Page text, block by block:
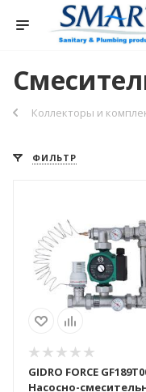
Коллекторы и
ФИЛЬТР
GIDRO FORCE
Насосно-